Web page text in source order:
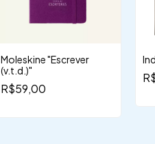
Moleskine "Escrever
(v.t.d.)"
R$59,00